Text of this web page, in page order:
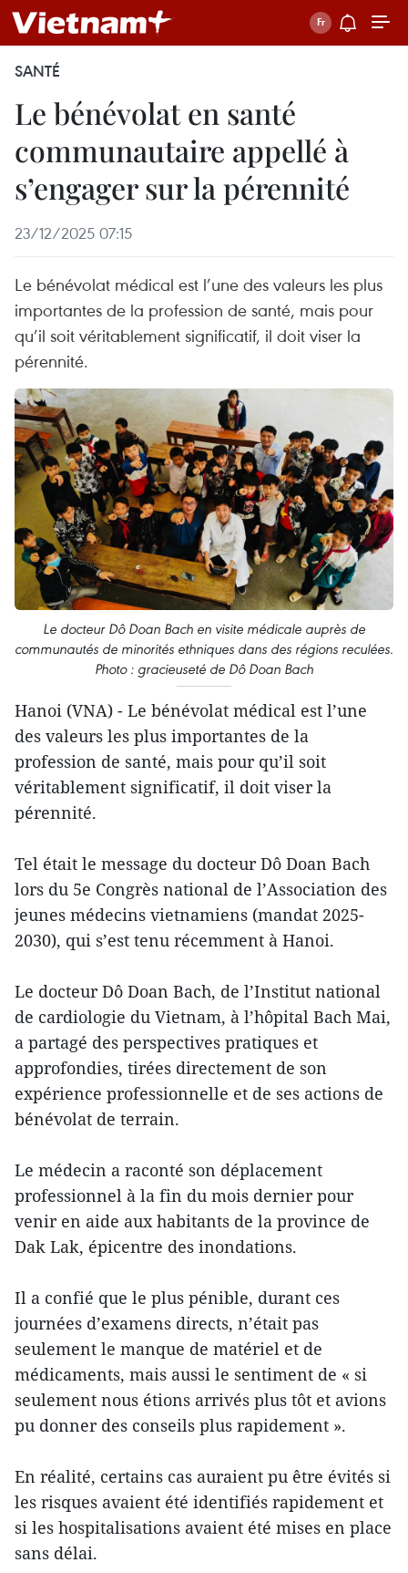
SANTÉ
Le bénévolat en santé
communautaire appellé à
s’engager sur la pérennité
23/12/2025 07:15
Le bénévolat médical est l’une des valeurs les plus
importantes de la profession de santé, mais pour
qu’il soit véritablement significatif, il doit viser la
pérennité.
Le docteur Dô Doan Bach en visite médicale auprès de
communautés de minorités ethniques dans des régions reculées.
Photo : gracieuseté de Dô Doan Bach
Hanoi (VNA) - Le bénévolat médical est l’une
des valeurs les plus importantes de la
profession de santé, mais pour qu’il soit
véritablement significatif, il doit viser la
pérennité.
Tel était le message du docteur Dô Doan Bach
lors du 5e Congrès national de l’Association des
jeunes médecins vietnamiens (mandat 2025-
2030), qui s’est tenu récemment à Hanoi.
Le docteur Dô Doan Bach, de l’Institut national
de cardiologie du Vietnam, à l’hôpital Bach Mai,
a partagé des perspectives pratiques et
approfondies, tirées directement de son
expérience professionnelle et de ses actions de
bénévolat de terrain.
Le médecin a raconté son déplacement
professionnel à la fin du mois dernier pour
venir en aide aux habitants de la province de
Dak Lak, épicentre des inondations.
Il a confié que le plus pénible, durant ces
journées d’examens directs, n’était pas
seulement le manque de matériel et de
médicaments, mais aussi le sentiment de « si
seulement nous étions arrivés plus tôt et avions
pu donner des conseils plus rapidement ».
En réalité, certains cas auraient pu être évités si
les risques avaient été identifiés rapidement et
si les hospitalisations avaient été mises en place
sans délai.